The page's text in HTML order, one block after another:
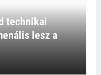
technikai
lesz a